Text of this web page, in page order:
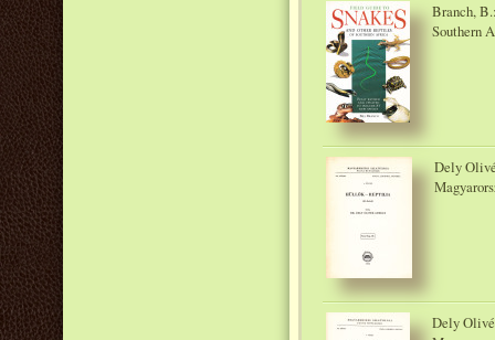
Branch,
Southern
Dely
Dely